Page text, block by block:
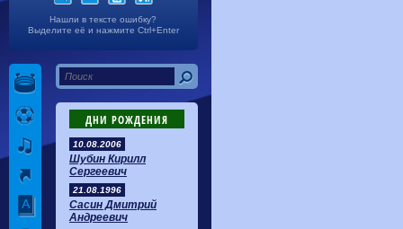
Нашли в тексте ошибку?
Выделите её и нажмите Ctrl+Enter
ДНИ РОЖДЕНИЯ
10.08.2006
Шубин Кирилл
Сергеевич
21.08.1996
Сасин Дмитрий
Андреевич